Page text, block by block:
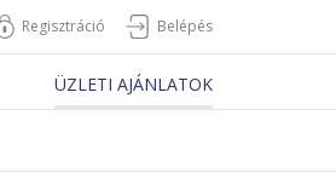
Regisztráció Belépés
ÜZLETI AJÁNLATOK